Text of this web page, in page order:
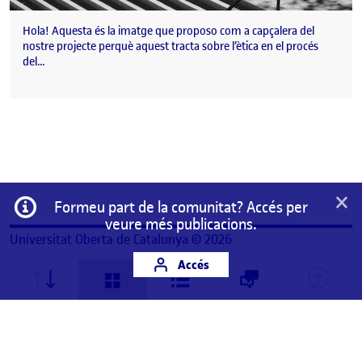
Hola! Aquesta és la imatge que proposo com a capçalera del
nostre projecte perquè aquest tracta sobre l’ètica en el procés
del…
Informació
Formeu part de la comunitat? Accés per
veure més publicacions.
Accés
×
Universitat Oberta de Catalunya © 2026